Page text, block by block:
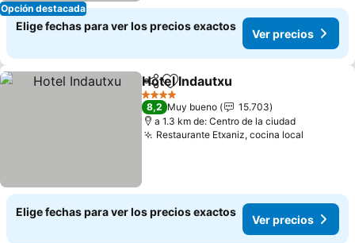
Opción destacada
Elige fechas para ver los precios exactos
Ver precios
CompartirAgregar a favoritos
Hotel Indautxu
4 Estrellas
8,2 Muy bueno
15.703
a 1.3 km de: Centro de la ciudad
Restaurante Etxaniz, cocina local
Elige fechas para ver los precios exactos
Ver precios